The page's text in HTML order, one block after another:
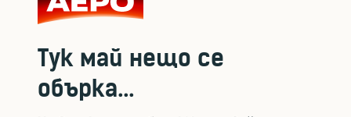
Тук май нещо се
обърка...